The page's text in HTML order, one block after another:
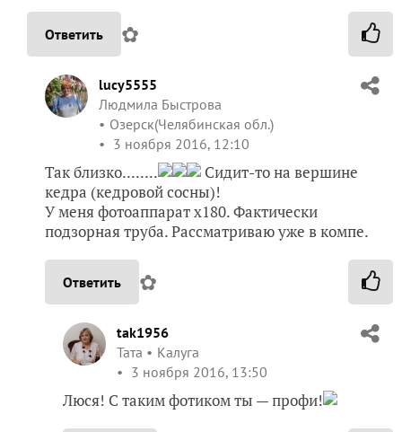
Ответить ✿
lucy5555
Людмила Быстрова
Озерск(Челябинская обл.)
3 ноября 2016, 12:10
Так близко........
Сидит-то на вершине
кедра (кедровой сосны)!
У меня фотоаппарат х180. Фактически
подзорная труба. Рассматриваю уже в компе.
Ответить ✿
tak1956
Taта
Калуга
3 ноября 2016, 13:50
Люся! С таким фотиком ты — профи!